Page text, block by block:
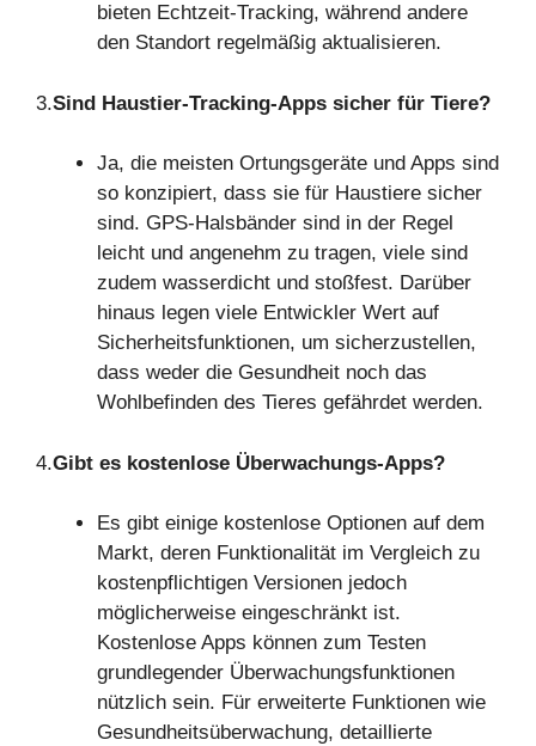
bieten Echtzeit-Tracking, während andere
den Standort regelmäßig aktualisieren.
3.Sind Haustier-Tracking-Apps sicher für Tiere?
Ja, die meisten Ortungsgeräte und Apps sind
so konzipiert, dass sie für Haustiere sicher
sind. GPS-Halsbänder sind in der Regel
leicht und angenehm zu tragen, viele sind
zudem wasserdicht und stoßfest. Darüber
hinaus legen viele Entwickler Wert auf
Sicherheitsfunktionen, um sicherzustellen,
dass weder die Gesundheit noch das
Wohlbefinden des Tieres gefährdet werden.
4.Gibt es kostenlose Überwachungs-Apps?
Es gibt einige kostenlose Optionen auf dem
Markt, deren Funktionalität im Vergleich zu
kostenpflichtigen Versionen jedoch
möglicherweise eingeschränkt ist.
Kostenlose Apps können zum Testen
grundlegender Überwachungsfunktionen
nützlich sein. Für erweiterte Funktionen wie
Gesundheitsüberwachung, detaillierte